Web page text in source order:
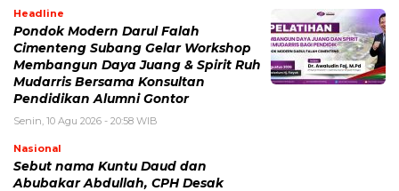
Headline
Pondok Modern Darul Falah
Cimenteng Subang Gelar Workshop
Membangun Daya Juang & Spirit Ruh
Mudarris Bersama Konsultan
Pendidikan Alumni Gontor
Senin, 10 Agu 2026 - 20:58 WIB
Nasional
Sebut nama Kuntu Daud dan
Abubakar Abdullah, CPH Desak